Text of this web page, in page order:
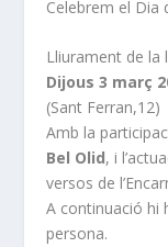
Celebrem el Dia
Lliurament de la
Dijous 3 març
(Sant Ferran,12)
Amb la
Bel Olid, i
versos de
A continuació hi
persona.